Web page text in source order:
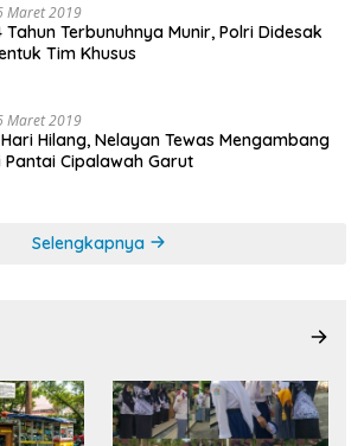
Maret 2019
Tahun Terbunuhnya Munir, Polri Didesak
Tim Khusus
Maret 2019
Hilang, Nelayan Tewas Mengambang
Pantai Cipalawah Garut
Selengkapnya